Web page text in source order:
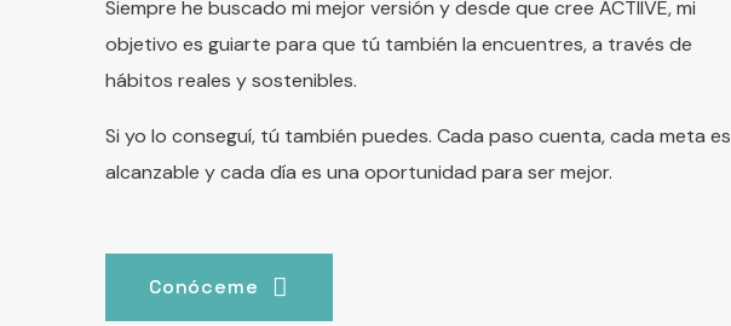
Siempre he buscado mi mejor versión y desde que cree ACTIIVE, mi
objetivo es guiarte para que tú también la encuentres, a través de
hábitos reales y sostenibles.
Si yo lo conseguí, tú también puedes. Cada paso cuenta, cada meta es
alcanzable y cada día es una oportunidad para ser mejor.
Conóceme